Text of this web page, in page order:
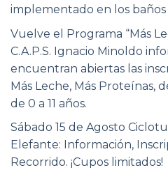
implementado en los baños
Vuelve el Programa “Más
C.A.P.S. Ignacio Minoldo
encuentran abiertas las
Más Leche, Más Proteínas,
de 0 a 11 años.
Sábado 15 de Agosto
Elefante: Información,
Recorrido. ¡Cupos limitados!